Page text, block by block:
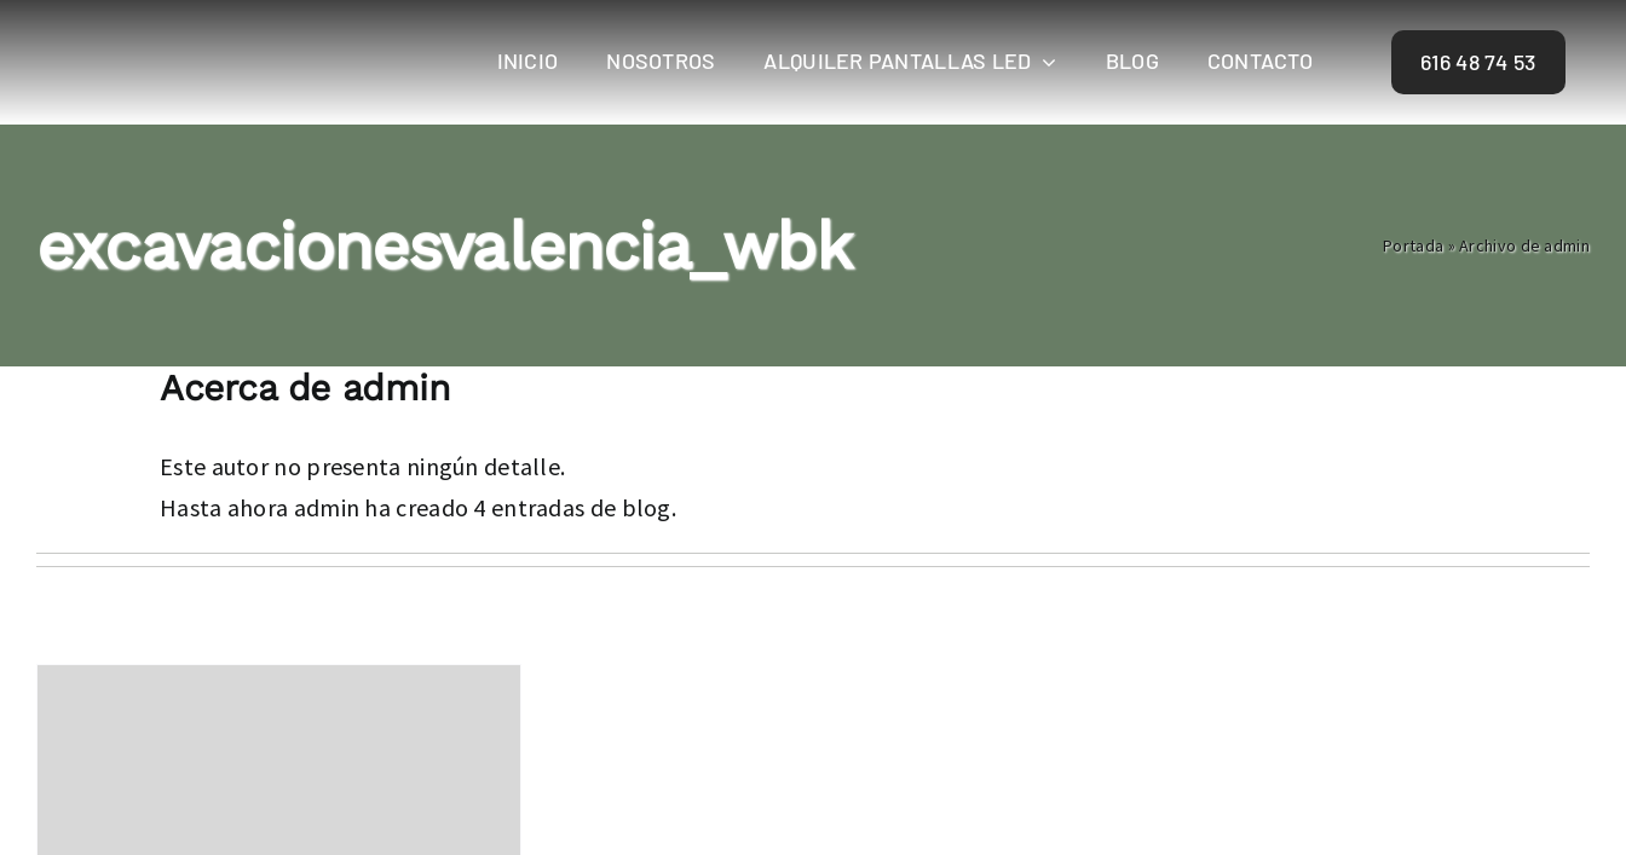
Saltar
al
contenido
INICIO NOSOTROS ALQUILER PANTALLAS LED BLOG CONTACTO 616 48 74 53
excavacionesvalencia_wbk Portada»Archivo de admin
Acerca de admin
Este autor no presenta ningún detalle.
Hasta ahora admin ha creado 4 entradas de blog.